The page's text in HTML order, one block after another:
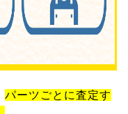
パーツごとに査定す